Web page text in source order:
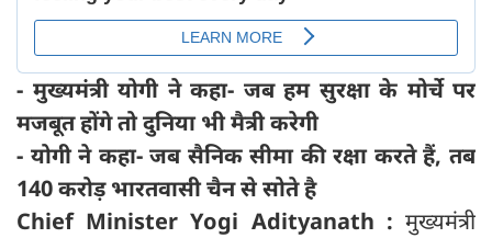
- मुख्यमंत्री योगी ने कहा- जब हम सुरक्षा के मोर्चे पर
मजबूत होंगे तो दुनिया भी मैत्री करेगी
- योगी ने कहा- जब सैनिक सीमा की रक्षा करते हैं, तब
140 करोड़ भारतवासी चैन से सोते है
Chief Minister Yogi Adityanath : मुख्यमंत्री